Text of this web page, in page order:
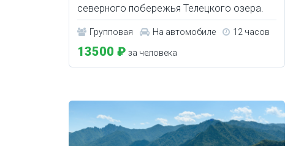
северного побережья Телецкого озера.
Групповая На автомобиле 12 часов
13500 ₽ за человека